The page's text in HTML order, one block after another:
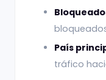
País
tráfico